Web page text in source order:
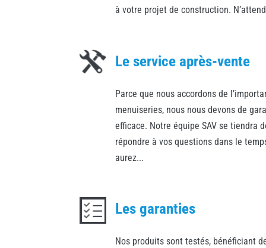
à votre projet de construction.
Le service après-vente
Parce que nous accordons de
menuiseries, nous nous devons de
efficace. Notre équipe SAV se tiendra
répondre à vos questions dans le
aurez...
Les garanties
Nos produits sont testés, bénéficiant